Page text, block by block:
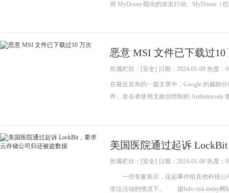
用 MyDoom 蠕虫的攻击行动。MyDoom（
恶意 MSI 文件已下载过10
所属栏目：[安全] 日期：2024-01-08 热度：0
在最近发布的一篇文章中，Google 的威胁
件。攻击者使用无效但特制的 Authenticode
美国医院通过起诉
所属栏目：[安全] 日期：2024-01-08 热度：0
一些专家表示，这起事件给其他科技公
非法活动的情况下。 据Info risk today网